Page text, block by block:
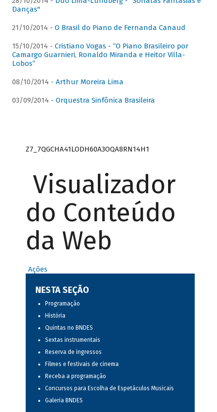
Danças"
21/10/2014 - O Brasil do Piano de Fernanda Canaud
15/10/2014 - Cristiano Vogas - “O Piano Brasileiro por
Camargo Guarnieri, Ronaldo Miranda e Heitor Villa-
Lobos”
08/10/2014 - Arthur Moreira Lima
03/09/2014 - Orquestra Sinfônica Brasileira
Z7_7QGCHA41LODH60A3OQA8RN14H1
Visualizador
do Conteúdo
da Web
Ações
NESTA SEÇÃO
Programação
História
Quintas no BNDES
Sextas instrumentais
Reserva de ingressos
Filmes e festivais de cinema
Receba a programação
Concursos para Escolha de Espetáculos Musicais
Galeria BNDES